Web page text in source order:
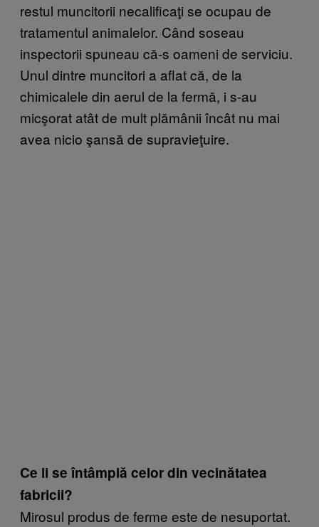
restul muncitorii necalificaţi se ocupau de
tratamentul animalelor. Când soseau
inspectorii spuneau că-s oameni de serviciu.
Unul dintre muncitori a aflat că, de la
chimicalele din aerul de la fermă, i s-au
micşorat atât de mult plămânii încât nu mai
avea nicio şansă de supravieţuire.
Ce li se întâmplă celor din vecinătatea
fabricii?
Mirosul produs de ferme este de nesuportat.